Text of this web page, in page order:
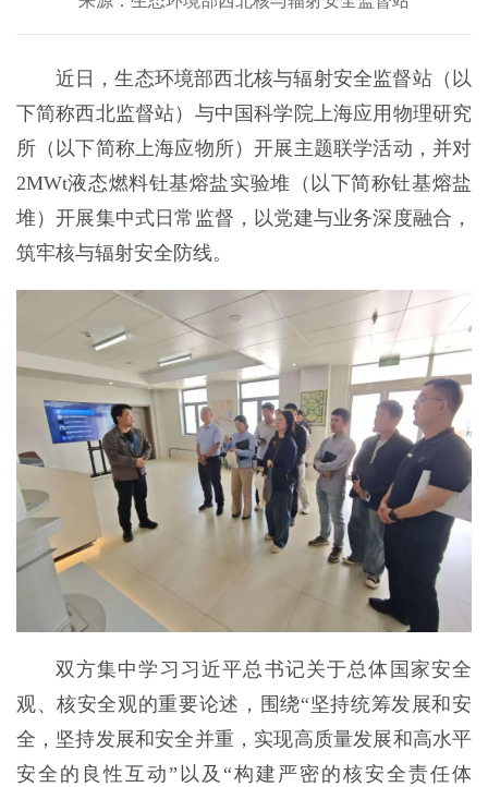
近日，生态环境部西北核与辐射安全监督站（以
下简称西北监督站）与中国科学院上海应用物理研究
所（以下简称上海应物所）开展主题联学活动，并对
2MWt液态燃料钍基熔盐实验堆（以下简称钍基熔盐
堆）开展集中式日常监督，以党建与业务深度融合，
筑牢核与辐射安全防线。
双方集中学习习近平总书记关于总体国家安全
观、核安全观的重要论述，围绕“坚持统筹发展和安
全，坚持发展和安全并重，实现高质量发展和高水平
安全的良性互动”以及“构建严密的核安全责任体